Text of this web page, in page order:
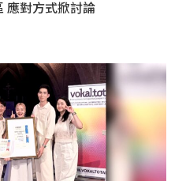
應對方式掀討論